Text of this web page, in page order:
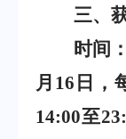
三、
时间：
月 16 日，
14:00至